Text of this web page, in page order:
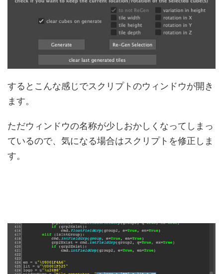
するとこんな感じでスクリプトのウィンドウが開き
ます。
ただウィンドウの名称が少しおかしくなってしまっ
ているので、気になる場合はスクリプトを修正しま
す。